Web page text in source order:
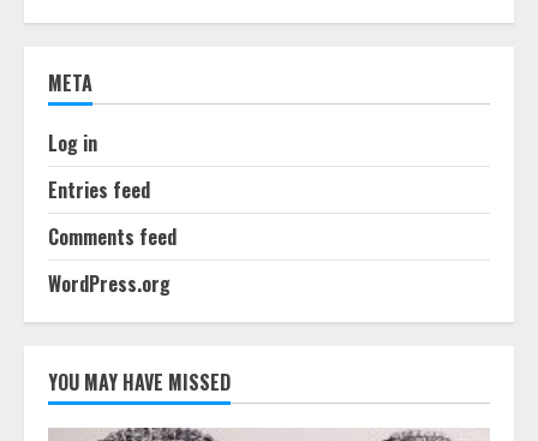
META
Log in
Entries feed
Comments feed
WordPress.org
YOU MAY HAVE MISSED